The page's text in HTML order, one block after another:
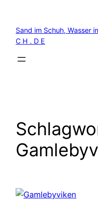
springen
Sand im Schuh, Wasser
C H . D E